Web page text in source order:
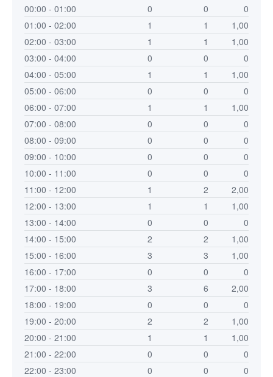
00:00 - 01:00 0 0
0
01:00 - 02:00
1 1
1,00
02:00 - 03:00
1 1
1,00
03:00 - 04:00
0 0
0
04:00 - 05:00
1 1
1,00
05:00 - 06:00
0 0
0
06:00 - 07:00
1 1
1,00
07:00 - 08:00
0 0
0
08:00 - 09:00
0 0
0
09:00 - 10:00
0 0
0
10:00 - 11:00
0 0
0
11:00 - 12:00
1 2
2,00
12:00 - 13:00
1 1
1,00
13:00 - 14:00
0 0
0
14:00 - 15:00
2 2
1,00
15:00 - 16:00
3 3
1,00
16:00 - 17:00
0 0
0
17:00 - 18:00
3 6
2,00
18:00 - 19:00
0 0
0
19:00 - 20:00
2 2
1,00
20:00 - 21:00
1 1
1,00
21:00 - 22:00
0 0
0
22:00 - 23:00
0 0
0